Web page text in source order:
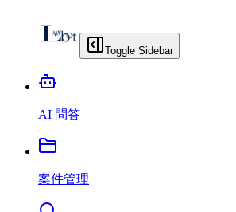
Toggle Sidebar
AI 問答
案件管理